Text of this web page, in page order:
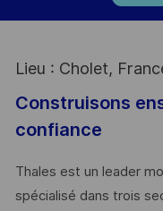
Lieu : Cholet,
Construisons
confiance
Thales est un leader
spécialisé dans trois